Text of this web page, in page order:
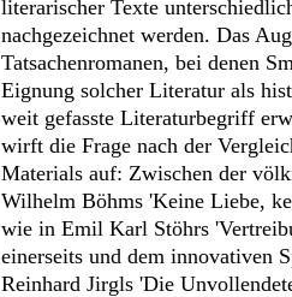
literarischer Texte
nachgezeichnet werden. Das
Tatsachenromanen, bei denen
Eignung solcher Literatur als
weit gefasste Literaturbegriff
wirft die Frage nach der
Materials auf: Zwischen der
Wilhelm Böhms 'Keine Liebe,
wie in Emil Karl Stöhrs
einerseits und dem innovativen
Reinhard Jirgls 'Die